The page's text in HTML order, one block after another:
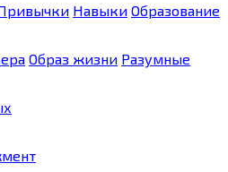
Навыки Образование
Образ жизни Разумные